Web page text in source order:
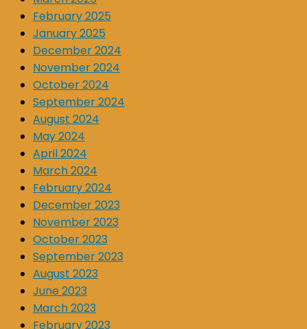
February 2025
January 2025
December 2024
November 2024
October 2024
September 2024
August 2024
May 2024
April 2024
March 2024
February 2024
December 2023
November 2023
October 2023
September 2023
August 2023
June 2023
March 2023
February 2023